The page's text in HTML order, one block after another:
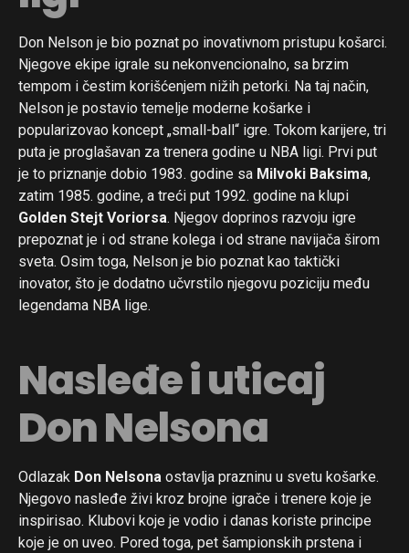
Don Nelson je bio poznat po inovativnom pristupu košarci.
Njegove ekipe igrale su nekonvencionalno, sa brzim
tempom i čestim korišćenjem nižih petorki. Na taj način,
Nelson je postavio temelje moderne košarke i
popularizovao koncept „small-ball“ igre. Tokom karijere, tri
puta je proglašavan za trenera godine u NBA ligi. Prvi put
je to priznanje dobio 1983. godine sa Milvoki Baksima,
zatim 1985. godine, a treći put 1992. godine na klupi
Golden Stejt Voriorsa. Njegov doprinos razvoju igre
prepoznat je i od strane kolega i od strane navijača širom
sveta. Osim toga, Nelson je bio poznat kao taktički
inovator, što je dodatno učvrstilo njegovu poziciju među
legendama NBA lige.
Nasleđe i uticaj
Don Nelsona
Odlazak Don Nelsona ostavlja prazninu u svetu košarke.
Njegovo nasleđe živi kroz brojne igrače i trenere koje je
inspirisao. Klubovi koje je vodio i danas koriste principe
koje je on uveo. Pored toga, pet šampionskih prstena i